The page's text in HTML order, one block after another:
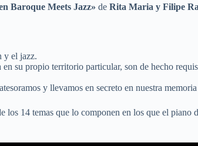
Baroque Meets Jazz» de Rita Maria y Filipe
y el jazz.
su propio territorio particular, son de hecho
y llevamos en secreto en nuestra
14 temas que lo componen en los que el piano